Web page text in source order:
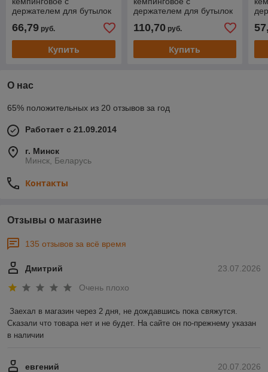
держателем для бутылок
Coyote, ARIZONE
66,79 руб.
Купить
держателем для бутылок
+ чехол, серое, ARIZONE
110,70руб.
Купить
О нас
65% положительных из 20 отзывов за год
Работает с 21.09.2014
г. Минск
Минск, Беларусь
Контакты
Отзывы о магазине
135 отзывов за всё время
23.07.2026
Дмитрий
Очень плохо
Заехал в магазин через 2 дня, не дождавшись пока свяжутся.
Сказали что товара нет и не будет. На сайте он по-прежнему указан
в наличии
20.07.2026
евгений